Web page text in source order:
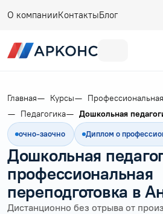
О компанииКонтактыБлог
Главная Курсы
Педагогика
Дошкольная
очно-заочно Диплом о
Дошкольная
профессиональная
переподготовка в
Дистанционно без отрыва от